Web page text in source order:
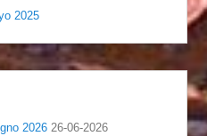
2025
2026 26-06-2026